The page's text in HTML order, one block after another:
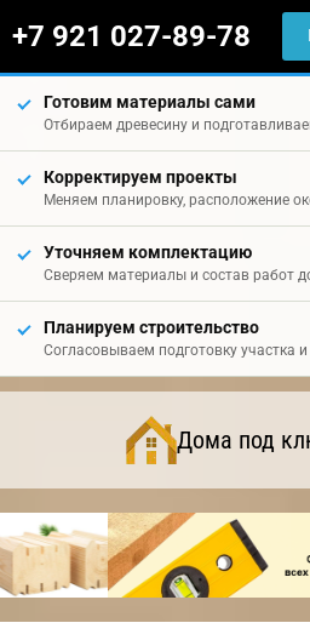
+7 921 027-89-78
Готовим материалы сами
Отбираем древесину и
Корректируем проекты
Меняем планировку, расположение
Уточняем комплектацию
Сверяем материалы и состав работ
Планируем строительство
Согласовываем подготовку участка
Дома под